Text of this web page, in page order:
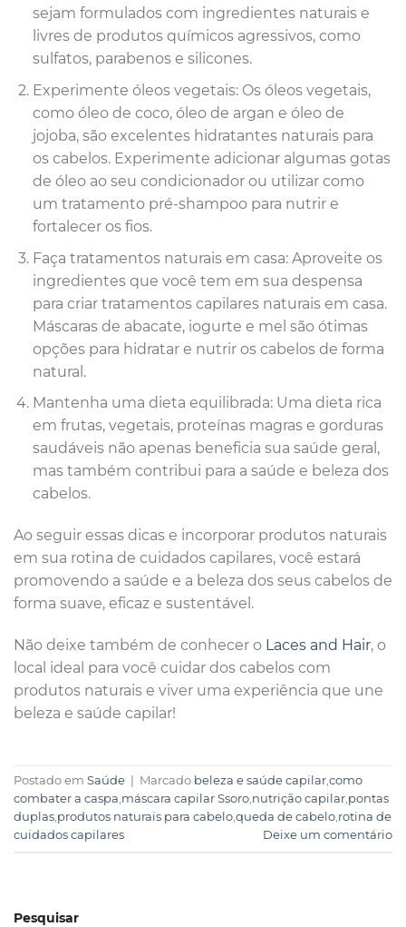
Pesquisar
sejam formulados com ingredientes naturais e
livres de produtos químicos agressivos, como
sulfatos, parabenos e silicones.
Experimente óleos vegetais: Os óleos vegetais,
como óleo de coco, óleo de argan e óleo de
jojoba, são excelentes hidratantes naturais para
os cabelos. Experimente adicionar algumas gotas
de óleo ao seu condicionador ou utilizar como
um tratamento pré-shampoo para nutrir e
fortalecer os fios.
Faça tratamentos naturais em casa: Aproveite os
ingredientes que você tem em sua despensa
para criar tratamentos capilares naturais em casa.
Máscaras de abacate, iogurte e mel são ótimas
opções para hidratar e nutrir os cabelos de forma
natural.
Mantenha uma dieta equilibrada: Uma dieta rica
em frutas, vegetais, proteínas magras e gorduras
saudáveis não apenas beneficia sua saúde geral,
mas também contribui para a saúde e beleza dos
cabelos.
Ao seguir essas dicas e incorporar produtos naturais
em sua rotina de cuidados capilares, você estará
promovendo a saúde e a beleza dos seus cabelos de
forma suave, eficaz e sustentável.
Não deixe também de conhecer o Laces and Hair, o
local ideal para você cuidar dos cabelos com
produtos naturais e viver uma experiência que une
beleza e saúde capilar!
Postado em Saúde Marcado beleza e saúde capilar,como
combater a caspa,máscara capilar Ssoro,nutrição capilar,pontas
duplas,produtos naturais para cabelo,queda de cabelo,rotina de
cuidados capilares
Deixe um comentário